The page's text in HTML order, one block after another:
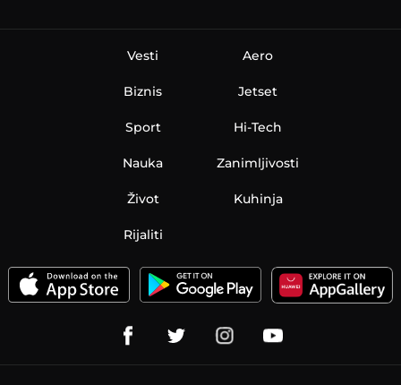
Vesti
Biznis
Sport
Nauka
Aero
Jetset
Hi-Tech
Zanimljivosti
Život Kuhinja
Rijaliti